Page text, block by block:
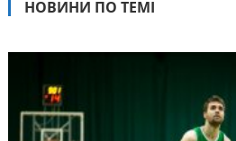
НОВИНИ ПО ТЕМІ